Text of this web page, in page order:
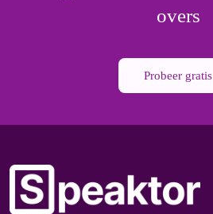
overs
Probeer gratis